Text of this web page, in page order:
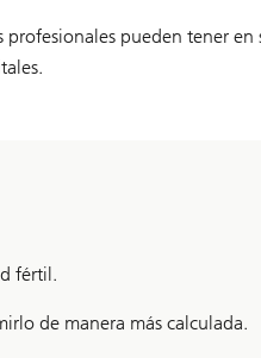
pueden tener
fértil.
de manera más calculada.